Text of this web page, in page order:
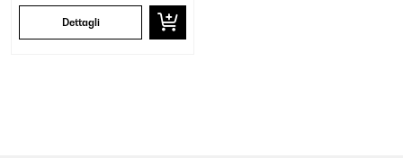
Dettagli